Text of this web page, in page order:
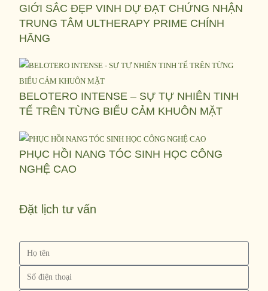
GIỚI SẮC ĐẸP VINH DỰ ĐẠT CHỨNG NHẬN
TRUNG TÂM ULTHERAPY PRIME CHÍNH
HÃNG
BELOTERO INTENSE – SỰ TỰ NHIÊN TINH
TẾ TRÊN TỪNG BIỂU CẢM KHUÔN MẶT
PHỤC HỒI NANG TÓC SINH HỌC CÔNG
NGHỆ CAO
Đặt lịch tư vấn